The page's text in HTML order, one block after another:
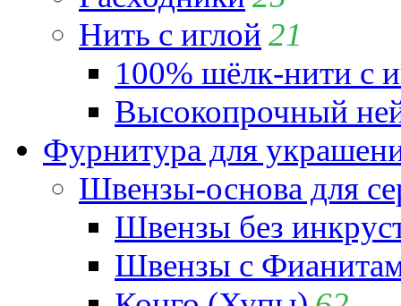
Нить с иглой 21
100% шёлк-нити с
Высокопрочный
Фурнитура для
Швензы-основа для
Швензы без
Швензы с